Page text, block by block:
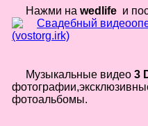
Портфолио
Статьи
Галерея
Нажми на wedlife и
Музыкальные видео 3
фотографии,
фотоальбомы.